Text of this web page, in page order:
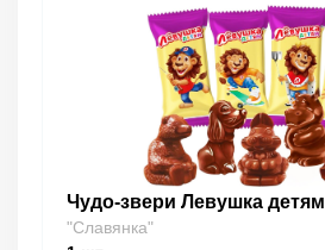
Чудо-звери Левушка детям
"Славянка"